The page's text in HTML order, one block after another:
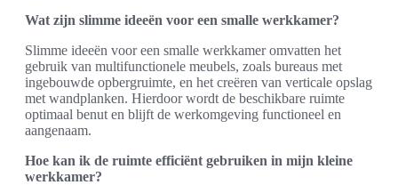
Wat zijn slimme ideeën voor een smalle werkkamer?
Slimme ideeën voor een smalle werkkamer omvatten het
gebruik van multifunctionele meubels, zoals bureaus met
ingebouwde opbergruimte, en het creëren van verticale opslag
met wandplanken. Hierdoor wordt de beschikbare ruimte
optimaal benut en blijft de werkomgeving functioneel en
aangenaam.
Hoe kan ik de ruimte efficiënt gebruiken in mijn kleine
werkkamer?